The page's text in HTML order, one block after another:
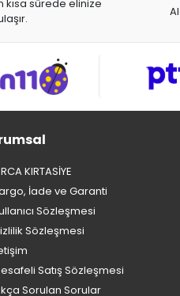
kısa sürede elinize
KIRTASİYE
İade ve Garanti
Sözleşmesi
Sözleşmesi
Satış Sözleşmesi
Sorulan Sorular